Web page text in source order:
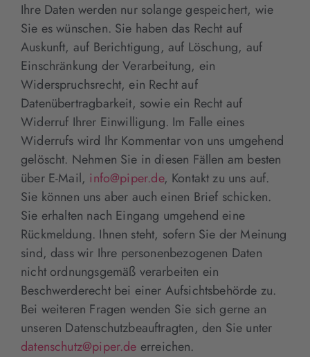
Ihre Daten werden nur solange gespeichert, wie
Sie es wünschen. Sie haben das Recht auf
Auskunft, auf Berichtigung, auf Löschung, auf
Einschränkung der Verarbeitung, ein
Widerspruchsrecht, ein Recht auf
Datenübertragbarkeit, sowie ein Recht auf
Widerruf Ihrer Einwilligung. Im Falle eines
Widerrufs wird Ihr Kommentar von uns umgehend
gelöscht. Nehmen Sie in diesen Fällen am besten
über E-Mail, info@piper.de, Kontakt zu uns auf.
Sie können uns aber auch einen Brief schicken.
Sie erhalten nach Eingang umgehend eine
Rückmeldung. Ihnen steht, sofern Sie der Meinung
sind, dass wir Ihre personenbezogenen Daten
nicht ordnungsgemäß verarbeiten ein
Beschwerderecht bei einer Aufsichtsbehörde zu.
Bei weiteren Fragen wenden Sie sich gerne an
unseren Datenschutzbeauftragten, den Sie unter
datenschutz@piper.de erreichen.